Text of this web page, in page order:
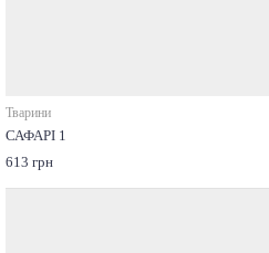
Тварини
САФАРІ 1
613 грн